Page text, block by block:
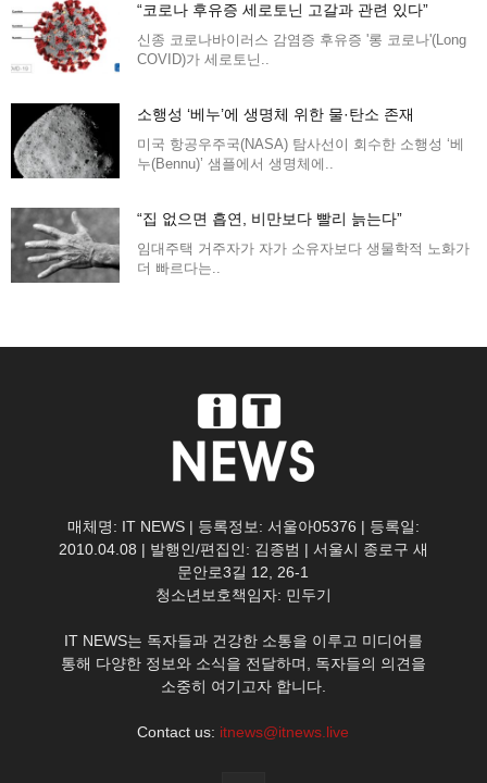
“코로나 후유증 세로토닌 고갈과 관련 있다”
신종 코로나바이러스 감염증 후유증 '롱 코로나'(Long
COVID)가 세로토닌..
소행성 ‘베누’에 생명체 위한 물·탄소 존재
미국 항공우주국(NASA) 탐사선이 회수한 소행성 ‘베
누(Bennu)’ 샘플에서 생명체에..
“집 없으면 흡연, 비만보다 빨리 늙는다”
임대주택 거주자가 자가 소유자보다 생물학적 노화가
더 빠르다는..
매체명: IT NEWS | 등록정보: 서울아05376 | 등록일:
2010.04.08 | 발행인/편집인: 김종범 | 서울시 종로구 새
문안로3길 12, 26-1
청소년보호책임자: 민두기
IT NEWS는 독자들과 건강한 소통을 이루고 미디어를
통해 다양한 정보와 소식을 전달하며, 독자들의 의견을
소중히 여기고자 합니다.
Contact us: itnews@itnews.live